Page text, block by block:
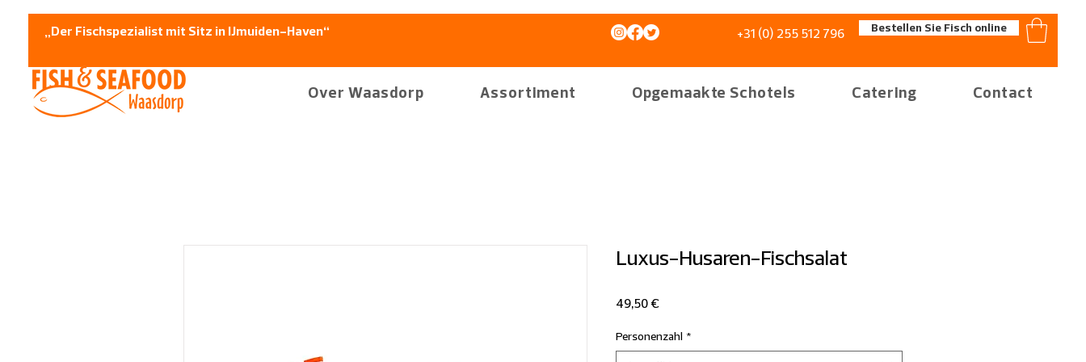
Over Waasdorp Assortiment Opgemaakte Schotels Catering Contact
„Der Fischspezialist mit Sitz in IJmuiden-Haven“ +31 (0) 255 512 796 Bestellen Sie Fisch online
Luxus-Husaren-Fischsalat
49,50 €Preis
Personenzahl *